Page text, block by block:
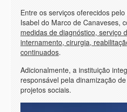
Entre os serviços oferecidos
Isabel do Marco de Canaveses,
medidas de diagnóstico, serviço
internamento, cirurgia,
continuados.
Adicionalmente, a instituição
responsável pela dinamização
projetos sociais.